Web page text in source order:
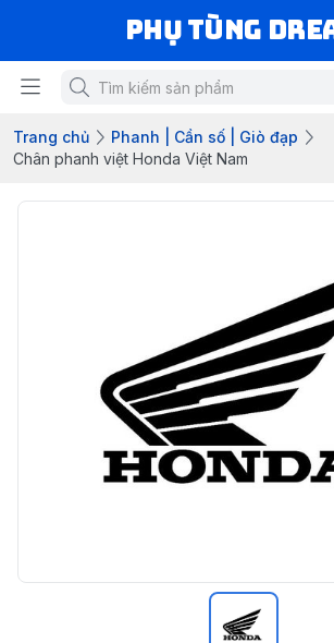
Phụ Tùng
Trang chủ
Phanh | Cần số | Giò đạp
Chân phanh việt Honda Việt Nam